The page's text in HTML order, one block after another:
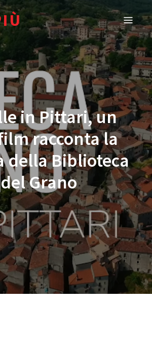
in Pittari, un
racconta la
della Biblioteca
del Grano